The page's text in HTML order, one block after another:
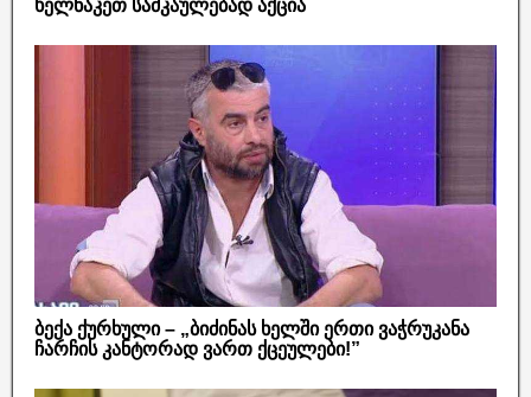
ხელნაკეთ სამკაულებად აქცია
ბექა ქურხული – „ბიძინას ხელში ერთი ვაჭრუკანა
ჩარჩის კანტორად ვართ ქცეულები!”